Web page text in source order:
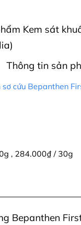
Kem sát
Thông tin sản
sơ cứu Bepanthen
, 284.000₫ / 30g
Bepanthen